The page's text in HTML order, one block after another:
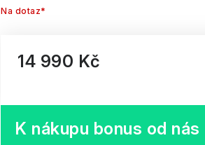
Na dotaz*
14 990 Kč
K nákupu bonus od nás